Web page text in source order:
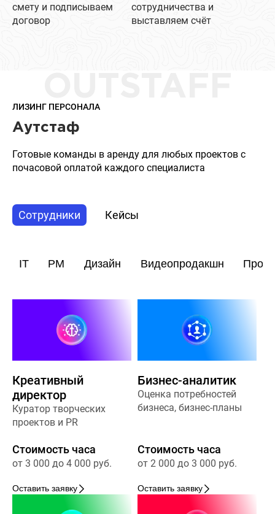
смету и подписываем
договор
сотрудничества и
выставляем счёт
ЛИЗИНГ ПЕРСОНАЛА
Аутстаф
Готовые команды в аренду для любых проектов с
почасовой оплатой каждого специалиста
Сотрудники Кейсы
IT PM Дизайн Видеопродакшн
Креативный
директор
Куратор творческих
проектов и PR
Стоимость часа
от 3 000 до 4 000 руб.
Оставить заявку
Бизнес-аналитик
Оценка потребностей
бизнеса, бизнес-планы
Стоимость часа
от 2 000 до 3 000 руб.
Оставить заявку